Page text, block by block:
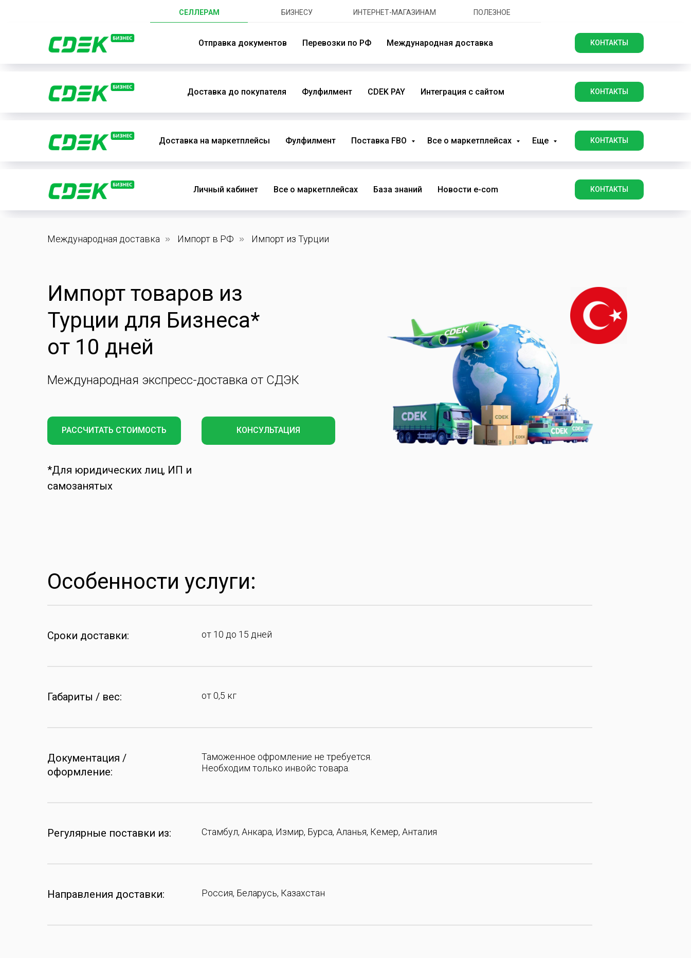
СЕЛЛЕРАМ БИЗНЕСУ ИНТЕРНЕТ-МАГАЗИНАМ ПОЛЕЗНОЕ
Отправка документов Перевозки по РФ Международная доставка КОНТАКТЫ
Доставка до покупателя Фулфилмент CDEK PAY Интеграция с сайтом КОНТАКТЫ
Доставка на маркетплейсы Фулфилмент Поставка FBO Все о маркетплейсах Еще КОНТАКТЫ
Личный кабинет Все о маркетплейсах База знаний Новости e-com КОНТАКТЫ
Международная доставка » Импорт в РФ » Импорт из Турции
Импорт товаров из
Турции для Бизнеса*
от 10 дней
Международная экспресс-доставка от СДЭК
РАССЧИТАТЬ СТОИМОСТЬ КОНСУЛЬТАЦИЯ
*Для юридических лиц, ИП и
самозанятых
Особенности услуги:
Сроки доставки: от 10 до 15 дней
Габариты / вес: от 0,5 кг
Документация /
оформление:
Таможенное офромление не требуется.
Необходим только инвойс товара.
Регулярные поставки из: Стамбул, Анкара, Измир, Бурса, Аланья, Кемер, Анталия
Направления доставки: Россия, Беларусь, Казахстан